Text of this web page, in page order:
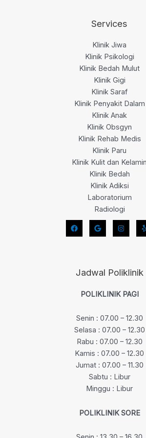
Services
Klinik Jiwa
Klinik Psikologi
Klinik Bedah Mulut
Klinik Gigi
Klinik Saraf
Klinik Penyakit Dalam
Klinik Anak
Klinik Obsgyn
Klinik Rehab Medis
Klinik Paru
Klinik Kulit dan Kelamin
Klinik Bedah
Klinik Adiksi
Laboratorium
Radiologi
Jadwal Poliklinik
POLIKLINIK PAGI
Senin : 07.00 – 12.30
Selasa : 07.00 – 12.30
Rabu : 07.00 – 12.30
Kamis : 07.00 – 12.30
Jumat : 07.00 – 11.30
Sabtu : Libur
Minggu : Libur
POLIKLINIK SORE